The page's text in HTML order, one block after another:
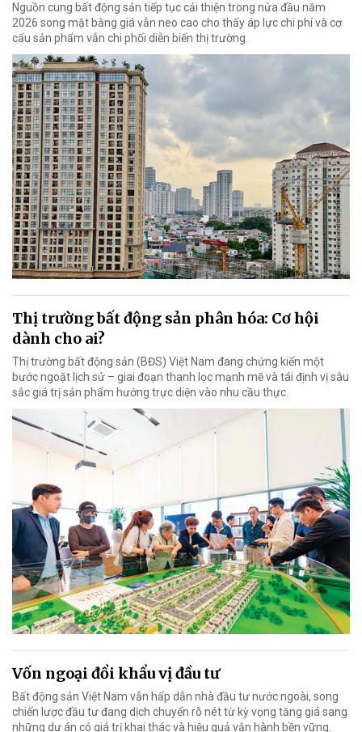
Nguồn cung bất động sản tiếp tục cải thiện trong nửa đầu năm
2026 song mặt bằng giá vẫn neo cao cho thấy áp lực chi phí và cơ
cấu sản phẩm vẫn chi phối diễn biến thị trường.
Thị trường bất động sản phân hóa: Cơ hội
dành cho ai?
Thị trường bất động sản (BĐS) Việt Nam đang chứng kiến một
bước ngoặt lịch sử – giai đoạn thanh lọc mạnh mẽ và tái định vị sâu
sắc giá trị sản phẩm hướng trực diện vào nhu cầu thực.
Vốn ngoại đổi khẩu vị đầu tư
Bất động sản Việt Nam vẫn hấp dẫn nhà đầu tư nước ngoài, song
chiến lược đầu tư đang dịch chuyển rõ nét từ kỳ vọng tăng giá sang
những dự án có giá trị khai thác và hiệu quả vận hành bền vững.